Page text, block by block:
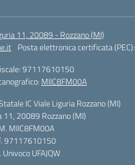
11, 20089 - Rozzano (MI)
Posta elettronica certificata (PEC):
97117610150
MIIC8FM00A
IC Viale Liguria Rozzano (MI)
11, 20089 Rozzano (MI)
MIIC8FM00A
97117610150
Univoco UFAJQW